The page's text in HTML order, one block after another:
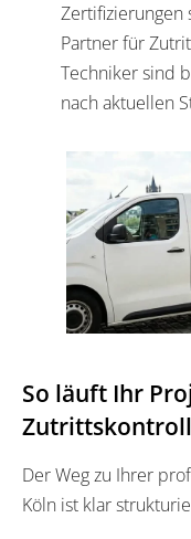
Partner für
Techniker sind
nach aktuellen
So läuft Ihr
Der Weg zu Ihrer
Köln ist klar